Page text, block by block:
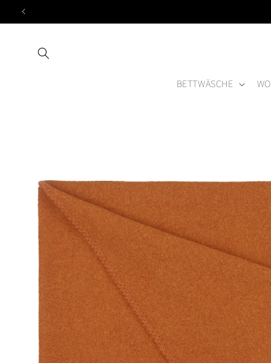
zum
Inhalt
BETTWÄSCHE